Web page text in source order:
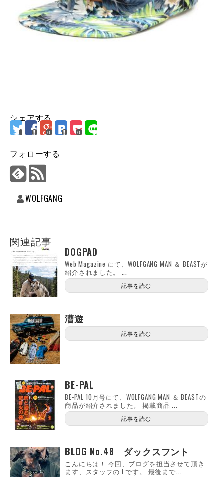
シェアする
0 0
フォローする
WOLFGANG
関連記事
DOGPAD
Web Magazine にて、WOLFGANG MAN ＆ BEASTが
紹介されました。 ...
記事を読む
漕遊
記事を読む
BE-PAL
BE-PAL 10月号にて、WOLFGANG MAN ＆ BEASTの
商品が紹介されました。 掲載商品 ...
記事を読む
BLOG No.48 ダックスフント
こんにちは！ 今回、ブログを担当させて頂き
ます、スタッフの I です。 最後まで...